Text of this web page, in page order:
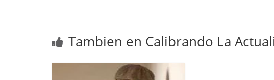
Tambien en Calibrando La